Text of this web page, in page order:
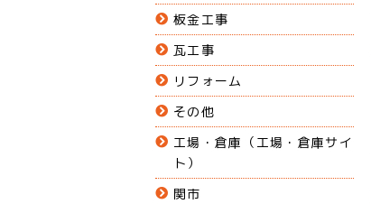
板金工事
瓦工事
リフォーム
その他
工場・倉庫（工場・倉庫サイ
ト）
関市